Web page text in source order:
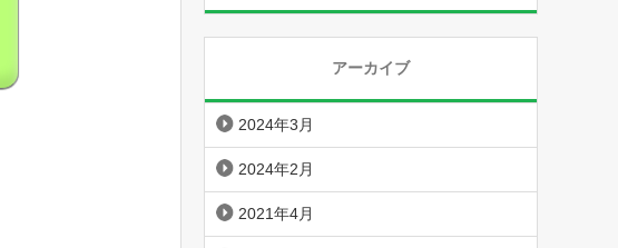
アーカイブ
2024年3月
2024年2月
2021年4月